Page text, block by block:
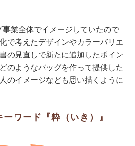
業全体でイメージしていたので
で考えたデザインやカラーバリエ
の見直しで新たに追加したポイン
のようなバッグを作って提供した
のイメージなども思い描くように
ワード『粋（いき）』